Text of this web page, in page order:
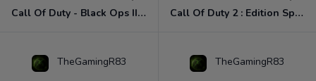
Call Of Duty - Black Ops II Xbox 360 Call Of Duty 2 : Edition Spéciale Xbox 360 GOTY
TheGamingR83 TheGamingR83